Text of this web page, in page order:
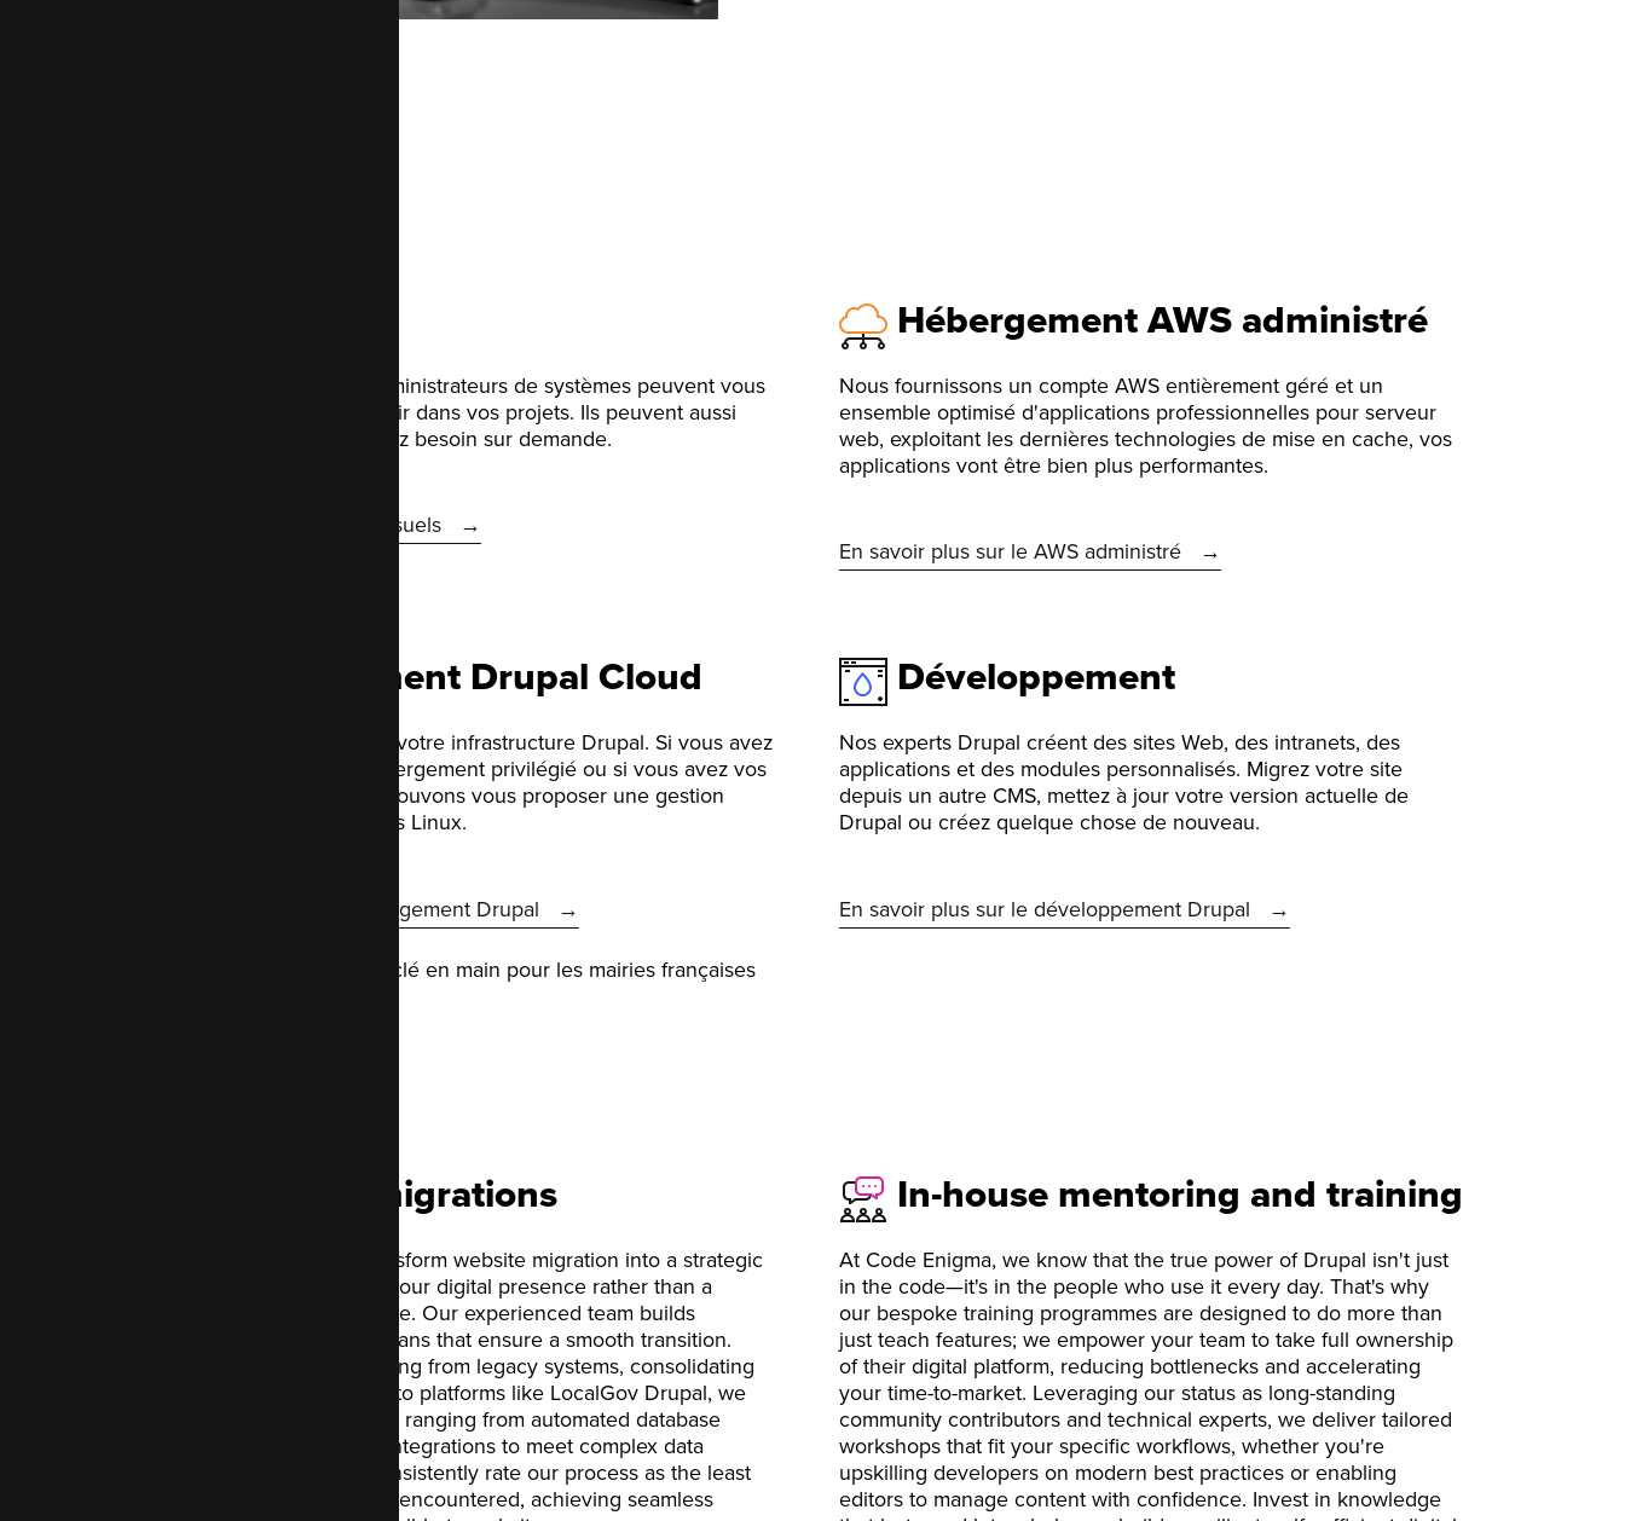
Nos développeurs et administrateurs de systèmes peuvent vous
conseiller et vous soutenir dans vos projets. Ils peuvent aussi
réaliser ce dont vous avez besoin sur demande.
Plus sur nos forfaits mensuels
Hébergement AWS administré
Nous fournissons un compte AWS entièrement géré et un
ensemble optimisé d'applications professionnelles pour serveur
web, exploitant les dernières technologies de mise en cache, vos
applications vont être bien plus performantes.
En savoir plus sur le AWS administré
Hébergement Drupal Cloud
Nous pouvons optimiser votre infrastructure Drupal. Si vous avez
un environnement d'hébergement privilégié ou si vous avez vos
propres serveurs, nous pouvons vous proposer une gestion
complète de vos serveurs Linux.
En savoir plus sur l'hébergement Drupal
LocalGov Drupal, le site clé en main pour les mairies françaises
Développement
Nos experts Drupal créent des sites Web, des intranets, des
applications et des modules personnalisés. Migrez votre site
depuis un autre CMS, mettez à jour votre version actuelle de
Drupal ou créez quelque chose de nouveau.
En savoir plus sur le développement Drupal
Website migrations
At Code Enigma, we transform website migration into a strategic
opportunity to enhance your digital presence rather than a
disruptive technical hurdle. Our experienced team builds
complete, step-by-step plans that ensure a smooth transition.
Whether you are upgrading from legacy systems, consolidating
multiple sites, or moving to platforms like LocalGov Drupal, we
utilise flexible techniques ranging from automated database
transfers to custom API integrations to meet complex data
requirements. Clients consistently rate our process as the least
painful migration they've encountered, achieving seamless
In-house mentoring and training
At Code Enigma, we know that the true power of Drupal isn't just
in the code—it's in the people who use it every day. That's why
our bespoke training programmes are designed to do more than
just teach features; we empower your team to take full ownership
of their digital platform, reducing bottlenecks and accelerating
your time-to-market. Leveraging our status as long-standing
community contributors and technical experts, we deliver tailored
workshops that fit your specific workflows, whether you're
upskilling developers on modern best practices or enabling
editors to manage content with confidence. Invest in knowledge